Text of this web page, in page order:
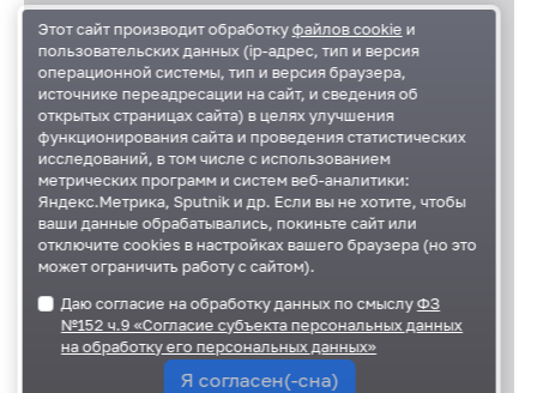
Этот сайт производит обработкуфайлов cookie и
пользовательских данных (ip-адрес, тип и версия
операционной системы, тип и версия браузера,
источнике переадресации на сайт, и сведения об
открытых страницах сайта) в целях улучшения
функционирования сайта и проведения статистических
исследований, в том числе с использованием
метрических программ и систем веб-аналитики:
Яндекс.Метрика, Sputnik и др. Если вы не хотите, чтобы
ваши данные обрабатывались, покиньте сайт или
отключите cookies в настройках вашего браузера (но это
может ограничить работу с сайтом).
Даю согласие на обработку данных по смыслуФЗ
№152 ч.9 «Согласие субъекта персональных данных
на обработку его персональных данных»
Я согласен(-сна)